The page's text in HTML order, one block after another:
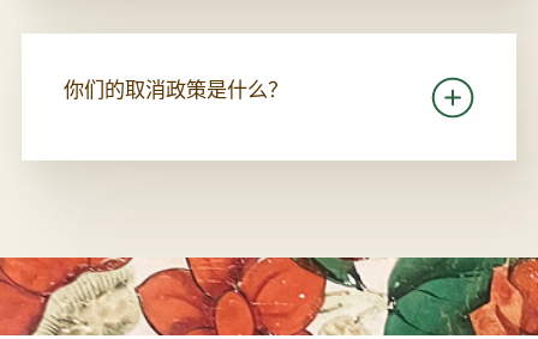
你们的取消政策是什么？